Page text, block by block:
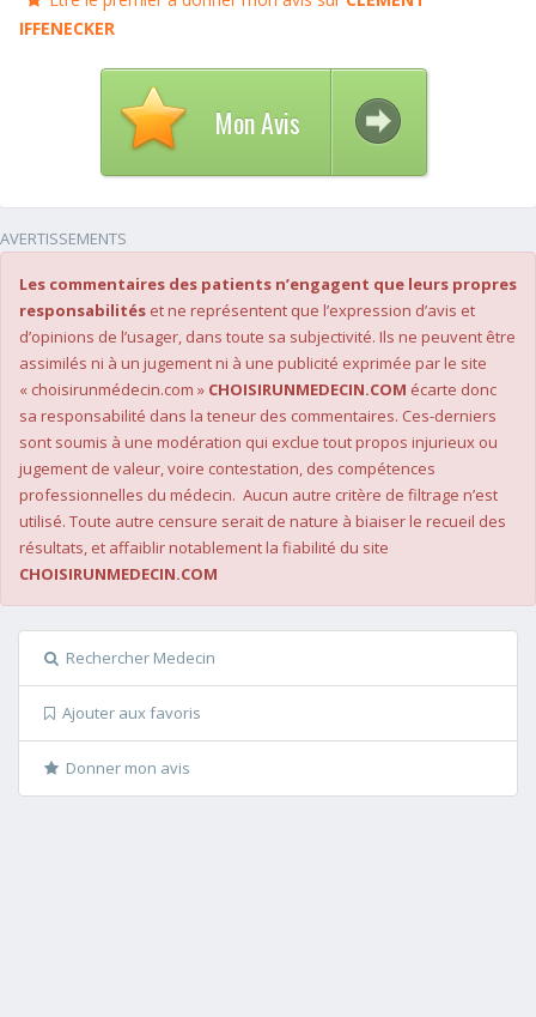
IFFENECKER
Mon Avis
AVERTISSEMENTS
Les commentaires des patients n’engagent que leurs propres
responsabilités et ne représentent que l’expression d’avis et
d’opinions de l’usager, dans toute sa subjectivité. Ils ne peuvent être
assimilés ni à un jugement ni à une publicité exprimée par le site
« choisirunmédecin.com » CHOISIRUNMEDECIN.COM écarte donc
sa responsabilité dans la teneur des commentaires. Ces-derniers
sont soumis à une modération qui exclue tout propos injurieux ou
jugement de valeur, voire contestation, des compétences
professionnelles du médecin. Aucun autre critère de filtrage n’est
utilisé. Toute autre censure serait de nature à biaiser le recueil des
résultats, et affaiblir notablement la fiabilité du site
CHOISIRUNMEDECIN.COM
Rechercher Medecin
Ajouter aux favoris
Donner mon avis